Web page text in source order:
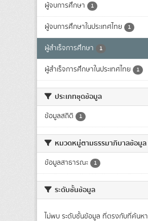
ผู้จบการศึกษา 1
ผู้จบการศึกษาในประเทศไทย 1
ผู้สำเร็จการศึกษา 1
ผู้สำเร็จการศึกษาในประเทศไทย 1
ประเภทชุดข้อมูล
ข้อมูลสถิติ 1
หมวดหมู่ตามธรรมาภิบาลข้อมูล
ข้อมูลสาธารณะ 1
ระดับชั้นข้อมูล
ไม่พบ ระดับชั้นข้อมูล ที่ตรงกับที่ค้นหา